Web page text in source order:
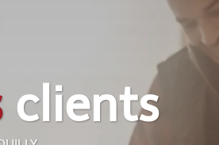
clients